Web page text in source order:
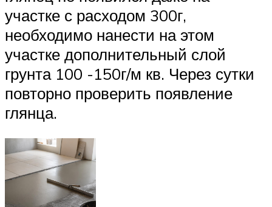
участке с расходом 300г,
необходимо нанести на этом
участке дополнительный слой
грунта 100 -150г/м кв. Через сутки
повторно проверить появление
глянца.